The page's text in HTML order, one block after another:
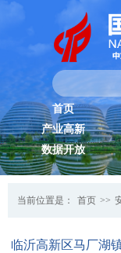
首页
产业高新
数据开放
当前位置是： 首页 >>
临沂高新区马厂湖